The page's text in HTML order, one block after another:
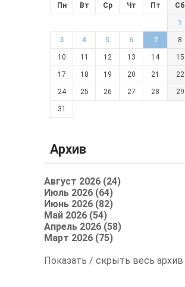
Пн Вт Ср Чт Пт Сб
1
3 4 5 6 7 8
10 11 12 13 14 15
17 18 19 20 21 22
24 25 26 27 28 29
31
Архив
Август 2026 (24)
Июль 2026 (64)
Июнь 2026 (82)
Май 2026 (54)
Апрель 2026 (58)
Март 2026 (75)
Показать / скрыть весь архив